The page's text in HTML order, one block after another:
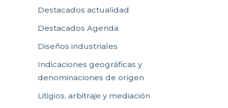
Destacados actualidad
Destacados Agenda
Diseños industriales
Indicaciones geográficas y
denominaciones de origen
Litigios, arbitraje y mediación